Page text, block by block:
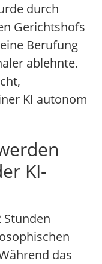
durch
Gerichtshofs
Berufung
ablehnte.
KI autonom
KI-
Stunden
das